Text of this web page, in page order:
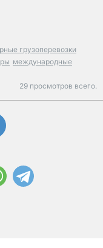
грузоперевозки
международные
29 просмотров всего.